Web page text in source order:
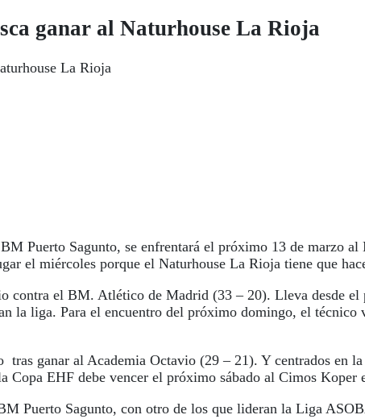
ganar al Naturhouse La Rioja
La Rioja
Puerto Sagunto, se enfrentará el próximo 13 de marzo
el miércoles porque el Naturhouse La Rioja tiene que
contra el BM. Atlético de Madrid (33 – 20). Lleva desde
la liga. Para el encuentro del próximo domingo, el técnico
ganar al Academia Octavio (29 – 21). Y centrados en
Copa EHF debe vencer el próximo sábado al Cimos Koper
Puerto Sagunto, con otro de los que lideran la Liga